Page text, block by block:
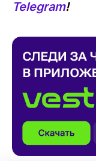
Telegram!